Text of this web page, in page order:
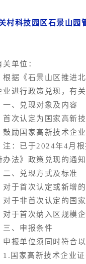
村科技园区石景山园
关单位：
《石景山区推进北
业进行政策兑现，有
兑现对象及内容
认定为国家高新技
国家高新技术企业
已于2024年4月根
办法》政策兑现的通
兑现方式及标准
首次认定或新增的
非首次认定的国家
首次纳入区规模企
申报条件
单位须同时符合以
家高新技术企业证